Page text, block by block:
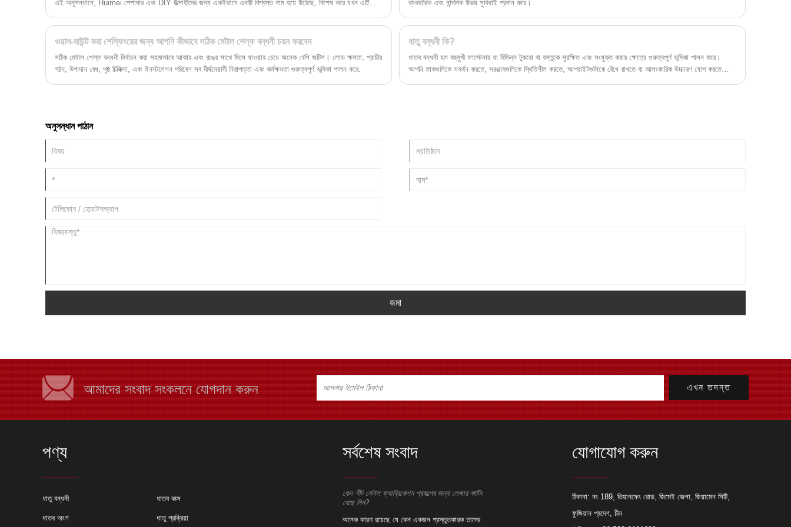
এই অনুসন্ধানে, Huimei পেশাদার এবং DIY উত্সাহীদের জন্য একইভাবে একটি বিশ্বস্ত নাম হয়ে উঠেছে, বিশেষ করে যখন এটি
ব্যবহারিক এবং নান্দনিক উভয় সুবিধাই প্রদান করে।
ওয়াল-মাউন্ট করা শেল্ফিংয়ের জন্য আপনি কীভাবে সঠিক মেটাল শেল্ফ বন্ধনী চয়ন করবেন
সঠিক মেটাল শেল্ফ বন্ধনী নির্বাচন করা সহজভাবে আকার এবং রঙের সাথে মিলে যাওয়ার চেয়ে অনেক বেশি জটিল। লোড ক্ষমতা, প্রাচীর
গঠন, উপাদান বেধ, পৃষ্ঠ চিকিত্সা, এবং ইনস্টলেশন পরিবেশ সব দীর্ঘমেয়াদী নিরাপত্তা এবং কর্মক্ষমতা গুরুত্বপূর্ণ ভূমিকা পালন করে.
ধাতু বন্ধনী কি?
ধাতব বন্ধনী হল বহুমুখী ফাস্টেনার যা বিভিন্ন টুকরো বা বস্তুকে সুরক্ষিত এবং সংযুক্ত করার ক্ষেত্রে গুরুত্বপূর্ণ ভূমিকা পালন করে।
আপনি তাকগুলিকে সমর্থন করতে, সরঞ্জামগুলিকে স্থিতিশীল করতে, আপরাইটগুলিকে বেঁধে রাখতে বা আলংকারিক উচ্চারণ যোগ করতে
অনুসন্ধান পাঠান
জমা
আমাদের সংবাদ সংকলনে যোগদান করুন
পণ্য
ধাতু বন্ধনী ধাতব বাক্স
ধাতব অংশ ধাতু প্রক্রিয়া
সর্বশেষ সংবাদ
কেন শীট মেটাল ফ্যাব্রিকেশন প্রকল্পের জন্য লেজার কাটিং
বেছে নিন?
অনেক কারণ রয়েছে যে কেন একজন প্রস্তুতকারক তাদের
কেন শীট মেটাল ফ্যাব্রিকেশন প্রকল্পের জন্য লেজার কাটিং
অনেক কারণ রয়েছে যে কেন একজন প্রস্তুতকারক তাদের
যোগাযোগ করুন
ঠিকানা: নং 189, তিয়ানফেং রোড, জিমেই জেলা, জিয়ামেন সিটি,
ফুজিয়ান প্রদেশ, চীন